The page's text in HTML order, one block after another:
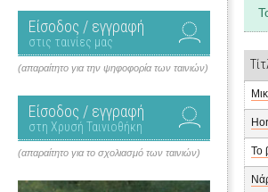
Είσοδος / εγγραφή
στις ταινίες μας
(απαραίτητο για την ψηφοφορία των ταινιών)
Είσοδος / εγγραφή
στη Χρυσή Ταινιοθήκη
(απαραίτητο για το σχολιασμό των ταινιών) Το